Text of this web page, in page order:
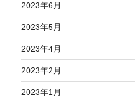
2023年6月
2023年5月
2023年4月
2023年2月
2023年1月